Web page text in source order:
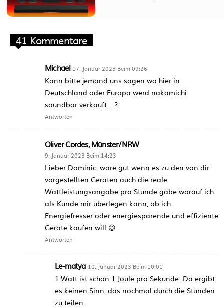
41 Kommentare
Michael 17. Januar 2025 Beim 09:26
Kann bitte jemand uns sagen wo hier in
Deutschland oder Europa werd nakamichi
soundbar verkauft….?
Antworten
Oliver Cordes, Münster/NRW
9. Januar 2023 Beim 14:23
Lieber Dominic, wäre gut wenn es zu den von dir
vorgestellten Geräten auch die reale
Wattleistungsangabe pro Stunde gäbe worauf ich
als Kunde mir überlegen kann, ob ich
Energiefresser oder energiesparende und effiziente
Geräte kaufen will 😉
Antworten
Le-matya 10. Januar 2023 Beim 10:01
1 Watt ist schon 1 Joule pro Sekunde. Da ergibt
es keinen Sinn, das nochmal durch die Stunden
zu teilen.